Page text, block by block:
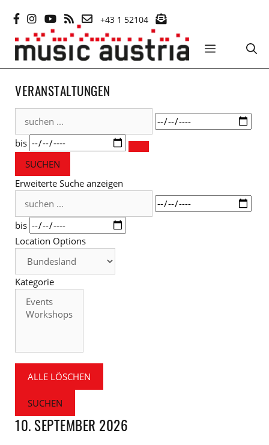
Inhalt
springen
+43 1 52104
MENÜ
VERANSTALTUNGEN
suchen
Datum
bis
SUCHEN
Erweiterte Suche anzeigen
suchen
Datum
bis
Location Options
Bundesland
Kategorie
Kategorie
ALLE LÖSCHEN
SUCHEN
10. SEPTEMBER 2026